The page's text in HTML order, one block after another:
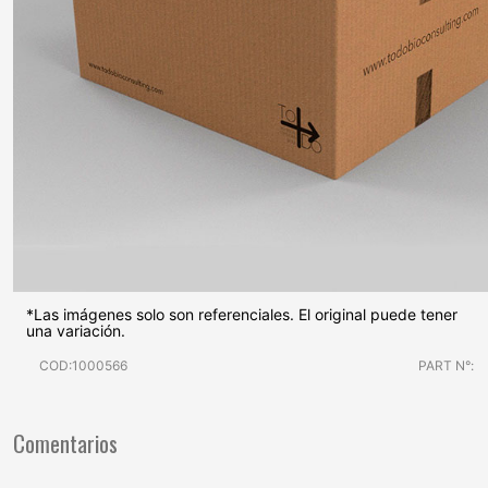
*Las imágenes solo son referenciales. El original puede tener
una variación.
COD:1000566 PART N°:
Comentarios